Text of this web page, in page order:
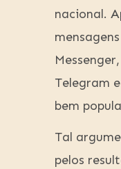
nacional.
Telegram
bem
Tal
pelos